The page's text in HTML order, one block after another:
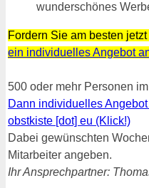
wunderschönes
Fordern Sie am besten
ein individuelles Angebot
500 oder mehr Personen
Dann individuelles
obstkiste [dot] eu (Klick!)
Dabei gewünschten
Mitarbeiter angeben.
Ihr Ansprechpartner: